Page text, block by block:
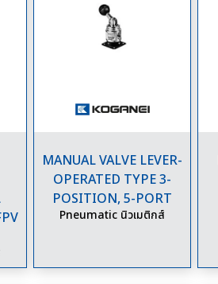
MANUAL VALVE LEVER-
OPERATED TYPE 3-
POSITION, 5-PORT
Pneumatic นิวเมติกส์